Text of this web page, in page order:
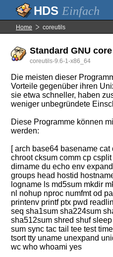
Einfach
Home coreutils
Standard GNU
coreutils-9.6-1-x86_64
Die meisten dieser
Vorteile gegenüber ihren
sie etwa schneller, haben
weniger unbegründete
Diese Programme können
werden:
[ arch base64 basename
chroot cksum comm cp
dirname du echo env
groups head hostid
logname ls md5sum mkdir
nl nohup nproc numfmt od
printenv printf ptx pwd
seq sha1sum sha224sum
sha512sum shred shuf
sum sync tac tail tee test
tsort tty uname unexpand
wc who whoami yes